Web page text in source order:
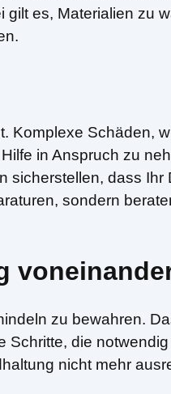
es, Materialien zu
Komplexe Schäden,
in Anspruch zu
sicherstellen, dass Ihr
sondern
zu bewahren.
die
nicht mehr